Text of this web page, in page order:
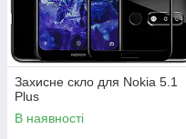
Захисне скло для Nokia 5.1
Plus
В наявності